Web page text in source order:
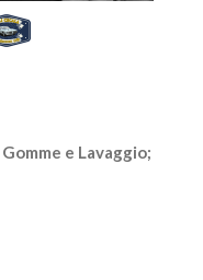
Gomme e Lavaggio;